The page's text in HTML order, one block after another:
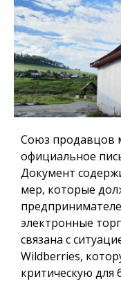
Союз продавцов
официальное
Документ
мер, которые
электронные
связана с
Wildberries,
критическую для